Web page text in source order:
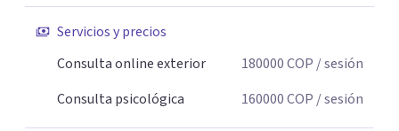
Servicios y precios
Consulta online exterior
180000COP / sesión
Consulta psicológica
160000COP / sesión